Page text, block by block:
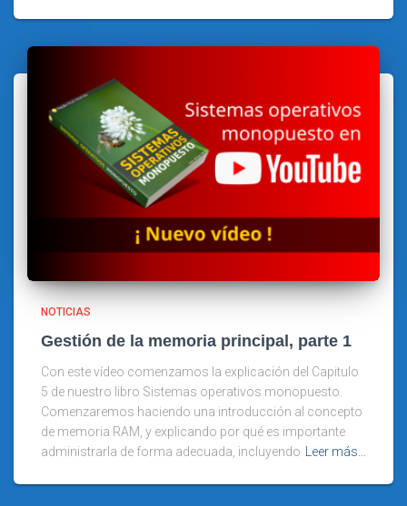
NOTICIAS
Gestión de la memoria principal, parte 1
Con este vídeo comenzamos la explicación del Capitulo
5 de nuestro libro Sistemas operativos monopuesto.
Comenzaremos haciendo una introducción al concepto
de memoria RAM, y explicando por qué es importante
administrarla de forma adecuada, incluyendo
Leer más…